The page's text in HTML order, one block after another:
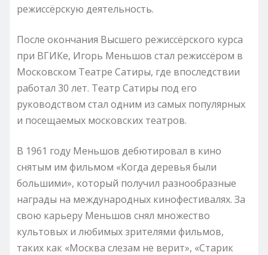
режиссёрскую деятельность.
После окончания Высшего режиссёрского курса
при ВГИКе, Игорь Меньшов стал режиссёром в
Московском Театре Сатиры, где впоследствии
работал 30 лет. Театр Сатиры под его
руководством стал одним из самых популярных
и посещаемых московских театров.
В 1961 году Меньшов дебютировал в кино
снятым им фильмом «Когда деревья были
большими», который получил разнообразные
награды на международных кинофестивалях. За
свою карьеру Меньшов снял множество
культовых и любимых зрителями фильмов,
таких как «Москва слезам не верит», «Старик